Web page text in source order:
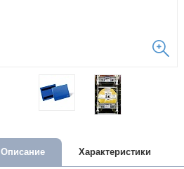
Описание Характеристики